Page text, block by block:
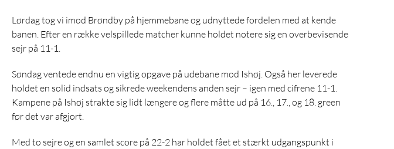
Lørdag tog vi imod Brøndby på hjemmebane og udnyttede fordelen med at kende
banen. Efter en række velspillede matcher kunne holdet notere sig en overbevisende
sejr på 11-1.
Søndag ventede endnu en vigtig opgave på udebane mod Ishøj. Også her leverede
holdet en solid indsats og sikrede weekendens anden sejr – igen med cifrene 11-1.
Kampene på Ishøj strakte sig lidt længere og flere måtte ud på 16., 17., og 18. green
før det var afgjort.
Med to sejre og en samlet score på 22-2 har holdet fået et stærkt udgangspunkt i